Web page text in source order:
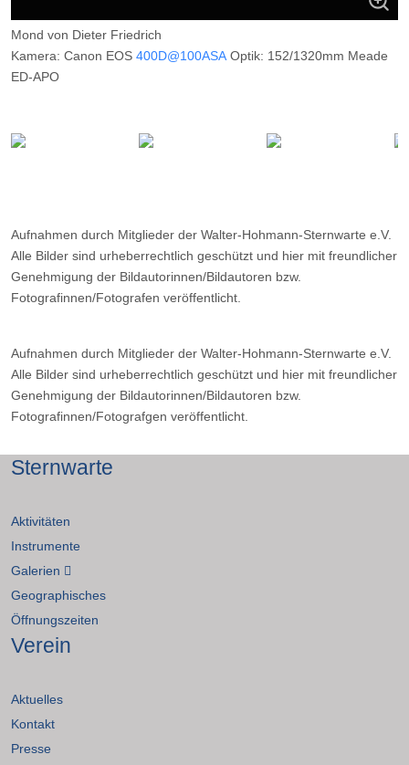
Mond von Dieter Friedrich
Kamera: Canon EOS 400D@100ASA Optik: 152/1320mm Meade
ED-APO
Ort: ---
Aufnahmen durch Mitglieder der Walter-Hohmann-Sternwarte e.V.
Alle Bilder sind urheberrechtlich geschützt und hier mit freundlicher
Genehmigung der Bildautorinnen/Bildautoren bzw.
Fotografinnen/Fotografen veröffentlicht.
Aufnahmen durch Mitglieder der Walter-Hohmann-Sternwarte e.V.
Alle Bilder sind urheberrechtlich geschützt und hier mit freundlicher
Genehmigung der Bildautorinnen/Bildautoren bzw.
Fotografinnen/Fotografgen veröffentlicht.
Sternwarte
Aktivitäten
Instrumente
Galerien
Geographisches
Öffnungszeiten
Verein
Aktuelles
Kontakt
Presse